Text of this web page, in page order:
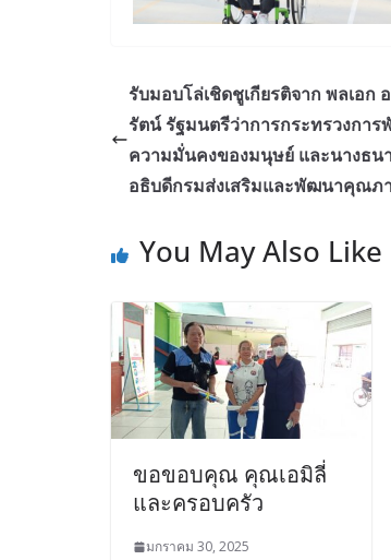
รับมอบโล่เชิดชูเกียรติจาก พลเอ
รัตน์ รัฐมนตรีว่าการกระทรวงกา
ความมั่นคงของมนุษย์ และนางธ
อธิบดีกรมส่งเสริมและพัฒนาคุณภ
You May Also Like
ขอขอบคุณ คุณเอมิลี่
และครอบครัว
มกราคม 30, 2025